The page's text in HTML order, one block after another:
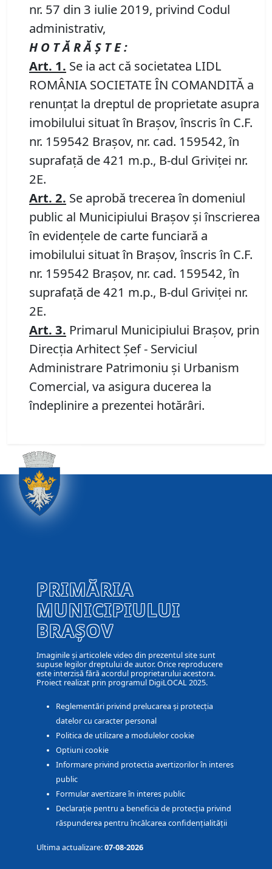
nr. 57 din 3 iulie 2019, privind Codul
administrativ,
H O T Ă R Ă Ş T E :
Art. 1. Se ia act că societatea LIDL
ROMÂNIA SOCIETATE ÎN COMANDITĂ a
renunțat la dreptul de proprietate asupra
imobilului situat în Braşov, înscris în C.F.
nr. 159542 Brașov, nr. cad. 159542, în
suprafață de 421 m.p., B-dul Griviței nr.
2E.
Art. 2. Se aprobă trecerea în domeniul
public al Municipiului Braşov şi înscrierea
în evidenţele de carte funciară a
imobilului situat în Braşov, înscris în C.F.
nr. 159542 Brașov, nr. cad. 159542, în
suprafață de 421 m.p., B-dul Griviței nr.
2E.
Art. 3. Primarul Municipiului Braşov, prin
Direcţia Arhitect Şef - Serviciul
Administrare Patrimoniu şi Urbanism
Comercial, va asigura ducerea la
îndeplinire a prezentei hotărâri.
PRIMĂRIA
MUNICIPIULUI
BRAȘOV
Imaginile și articolele video din prezentul site sunt
supuse legilor dreptului de autor. Orice reproducere
este interzisă fără acordul proprietarului acestora.
Proiect realizat prin programul DigiLOCAL 2025.
Reglementări privind prelucarea și protecția
datelor cu caracter personal
Politica de utilizare a modulelor cookie
Optiuni cookie
Informare privind protectia avertizorilor în interes
public
Formular avertizare în interes public
Declarație pentru a beneficia de protecția privind
răspunderea pentru încălcarea confidențialității
Ultima actualizare:07-08-2026